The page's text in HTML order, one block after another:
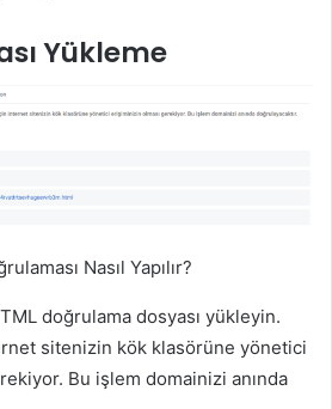
Yükleme
Nasıl Yapılır?
doğrulama dosyası yükleyin.
sitenizin kök klasörüne yönetici
Bu işlem domainizi anında